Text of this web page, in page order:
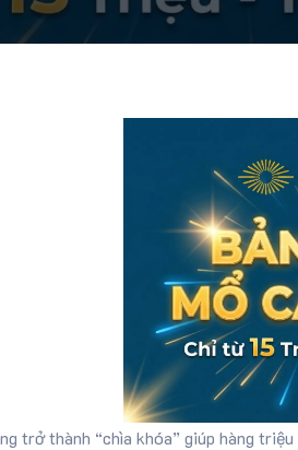
trở thành “chìa khóa” giúp hàng